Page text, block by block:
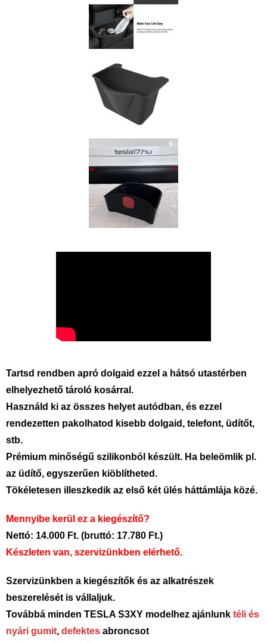
Tartsd rendben apró dolgaid ezzel a hátsó utastérben
elhelyezhető tároló kosárral.
Használd ki az összes helyet autódban, és ezzel
rendezetten pakolhatod kisebb dolgaid, telefont, üdítőt,
stb.
Prémium minőségű szilikonból készült. Ha beleömlik pl.
az üdítő, egyszerűen kiöblítheted.
Tökéletesen illeszkedik az első két ülés háttámlája közé.
Mennyibe kerül ez a kiegészítő?
Nettó: 14.000 Ft. (bruttó: 17.780 Ft.)
Készleten van, szervizünkben elérhető.
Szervizünkben a kiegészítők és az alkatrészek
beszerelését is vállaljuk.
Továbbá minden TESLA S3XY modelhez ajánlunk téli és
nyári gumit, defektes abroncsot